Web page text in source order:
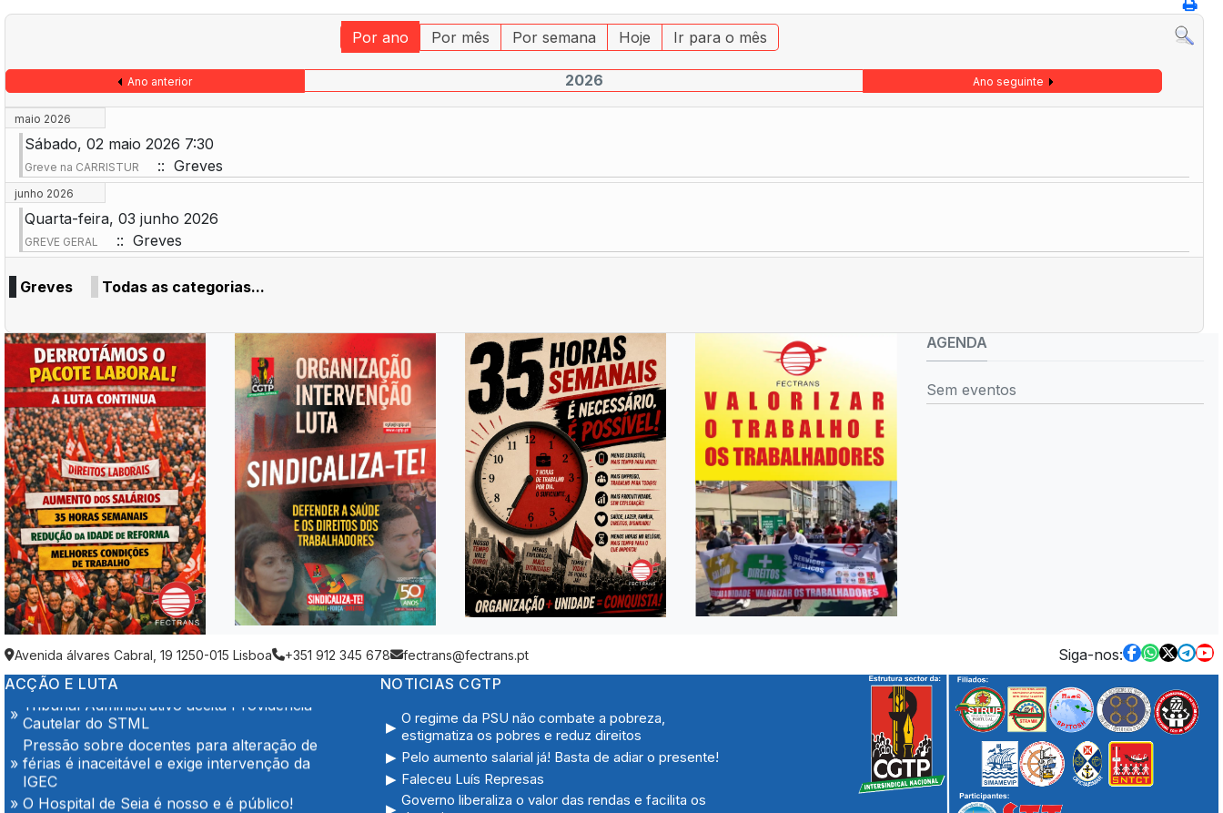
Por ano Por mês Por semana Hoje Ir para o mês
Ano anterior 2026 Ano seguinte
maio 2026
Sábado, 02 maio 2026 7:30
Greve na CARRISTUR :: Greves
junho 2026
Quarta-feira, 03 junho 2026
GREVE GERAL :: Greves
Greves Todas as categorias...
AGENDA
Sem eventos
Avenida álvares Cabral, 19 1250-015 Lisboa +351 912 345 678 fectrans@fectrans.pt
Siga-nos:
ACÇÃO E LUTA
Trabalhadores da Super Bock conquistam
aumento salarial
Enfermeiros do Montepio Rainha Dona
Leonor (Caldas da Rainha), em Greve
Algarve em luta no dia 7 de Agosto
Tribunal Administrativo aceita Providência
Cautelar do STML
Pressão sobre docentes para alteração de
férias é inaceitável e exige intervenção da
IGEC
O Hospital de Seia é nosso e é público!
NOTICIAS CGTP
O regime da PSU não combate a pobreza,
estigmatiza os pobres e reduz direitos
Pelo aumento salarial já! Basta de adiar o presente!
Faleceu Luís Represas
Governo liberaliza o valor das rendas e facilita os